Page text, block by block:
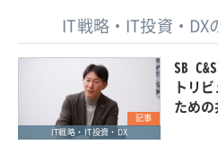
IT戦略・IT投資・DX
記事
IT戦略・IT投資・DX
SB
トリ
ため